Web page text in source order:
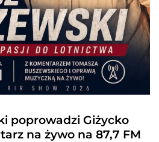
poprowadzi Giżycko
na żywo na 87,7 FM